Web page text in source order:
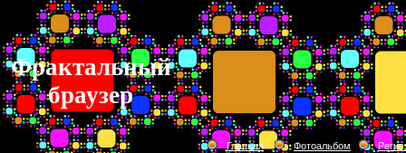
Фрактальный
браузер
Главная Фотоальбом